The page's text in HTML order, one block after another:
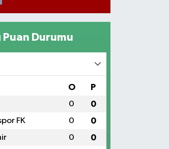
Puan Durumu
O P
0 0
FK 0 0
0 0